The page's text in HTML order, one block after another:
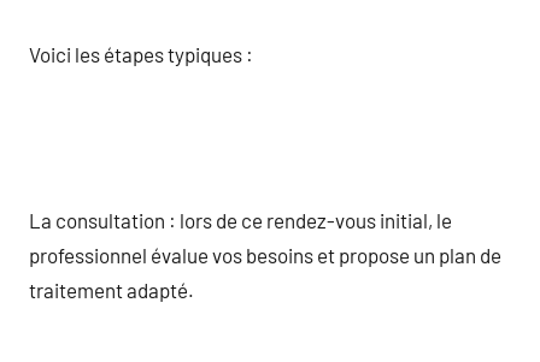
Voici les étapes typiques :
La consultation : lors de ce rendez-vous initial, le
professionnel évalue vos besoins et propose un plan de
traitement adapté.